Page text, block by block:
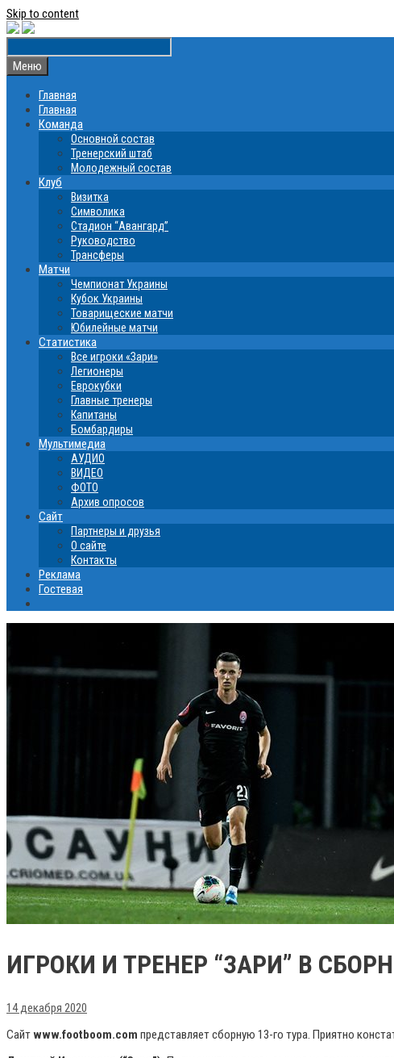
Skip to content
Меню
Главная
Главная
Команда
Основной состав
Тренерский штаб
Молодежный состав
Клуб
Визитка
Символика
Стадион “Авангард”
Руководство
Трансферы
Матчи
Чемпионат Украины
Кубок Украины
Товарищеские матчи
Юбилейные матчи
Статистика
Все игроки «Зари»
Легионеры
Еврокубки
Главные тренеры
Капитаны
Бомбардиры
Мультимедиа
АУДИО
ВИДЕО
ФОТО
Архив опросов
Сайт
Партнеры и друзья
О сайте
Контакты
Реклама
Гостевая
ИГРОКИ И ТРЕНЕР “ЗАРИ” В
14 декабря 2020
Сайтwww.footboom.com представляет сборную 13-го тура. Приятно